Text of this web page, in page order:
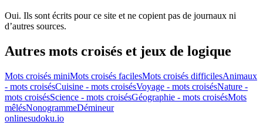
Oui. Ils sont écrits pour ce site et ne copient pas de journaux ni
d’autres sources.
Autres mots croisés et jeux de logique
Mots croisés miniMots croisés facilesMots croisés difficilesAnimaux
- mots croisésCuisine - mots croisésVoyage - mots croisésNature -
mots croisésScience - mots croisésGéographie - mots croisésMots
mêlésNonogrammeDémineur
onlinesudoku.io